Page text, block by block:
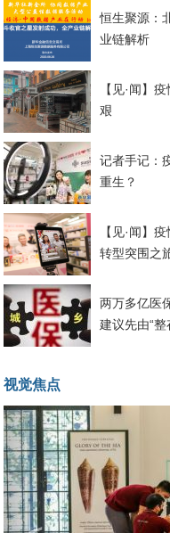
恒生聚源：
业链解析
【见·闻】
艰
记者手记：
重生？
【见·闻】
转型突围之
两万多亿医
建议先由“整
视觉焦点
<